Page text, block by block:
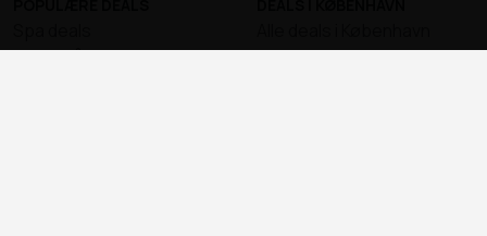
Deals på ophold
DEALS I KØBENHAVN
Sushi deals i København